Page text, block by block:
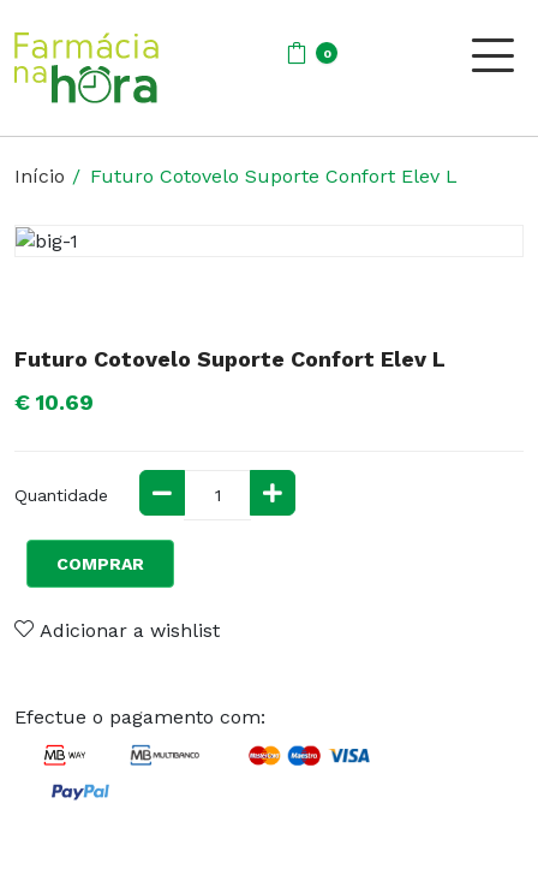
0
Início Futuro Cotovelo Suporte Confort Elev L
Futuro Cotovelo Suporte Confort Elev L
€ 10.69
Quantidade
COMPRAR
Adicionar a wishlist
Efectue o pagamento com: